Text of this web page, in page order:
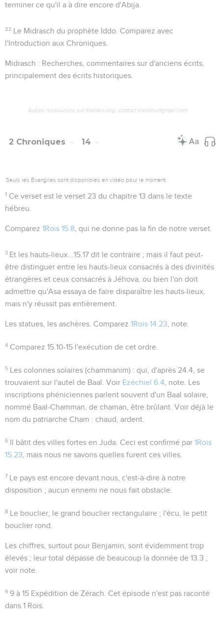
terminer ce qu'il a à dire encore d'Abija.
22 Le Midrasch du prophète Iddo . Comparez avec
l'Introduction aux Chroniques.
Midrasch : Recherches , commentaires sur d'anciens écrits,
principalement des écrits historiques.
Autres ressources sur theotex.org, contact theotex@gmail.com
2 Chroniques 14
Seuls les Évangiles sont disponibles en vidéo pour le moment.
1 Ce verset est le verset 23 du chapitre 13 dans le texte
hébreu.
Comparez 1Rois 15.8 , qui ne donne pas la fin de notre verset.
3 Et les hauts-lieux...15.17 dit le contraire ; mais il faut peut-
être distinguer entre les hauts-lieux consacrés à des divinités
étrangères et ceux consacrés à Jéhova, ou bien l'on doit
admettre qu'Asa essaya de faire disparaître les hauts-lieux,
mais n'y réussit pas entièrement.
Les statues, les aschères . Comparez 1Rois 14.23 , note.
4 Comparez15.10-15 l'exécution de cet ordre.
5 Les colonnes solaires (chammanim) : qui, d'après 24.4 , se
trouvaient sur l'autel de Baal. Voir Ezéchiel 6.4 , note. Les
inscriptions phéniciennes parlent souvent d'un Baal solaire,
nommé Baal-Chamman, de chaman , être brûlant. Voir déjà le
nom du patriarche Cham : chaud, ardent
6 Il bâtit des villes fortes en Juda . Ceci est confirmé par1Rois
15.23 , mais nous ne savons quelles furent ces villes.
7 Le pays est encore devant nous , c'est-à-dire à notre
disposition ; aucun ennemi ne nous fait obstacle.
8 Le bouclier , le grand bouclier rectangulaire ; l'écu , le petit
bouclier rond.
Les chiffres, surtout pour Benjamin, sont évidemment trop
élevés ; leur total dépasse de beaucoup la donnée de 13.3 ;
voir note.
9 9 à 15 Expédition de Zérach. Cet épisode n'est pas raconté
dans 1 Rois.